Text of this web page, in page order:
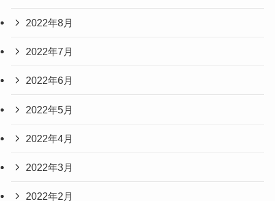
2022年8月
2022年7月
2022年6月
2022年5月
2022年4月
2022年3月
2022年2月